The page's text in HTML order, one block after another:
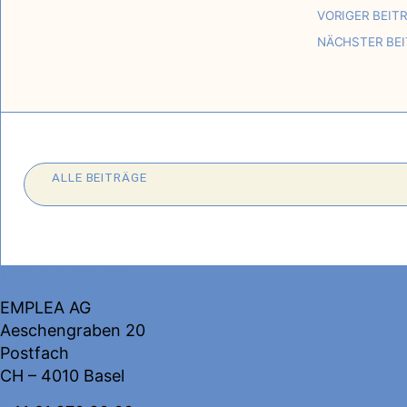
VORIGER
NÄCHSTER
ALLE BEITRÄGE
EMPLEA AG
Aeschengraben 20
Postfach
CH – 4010 Basel